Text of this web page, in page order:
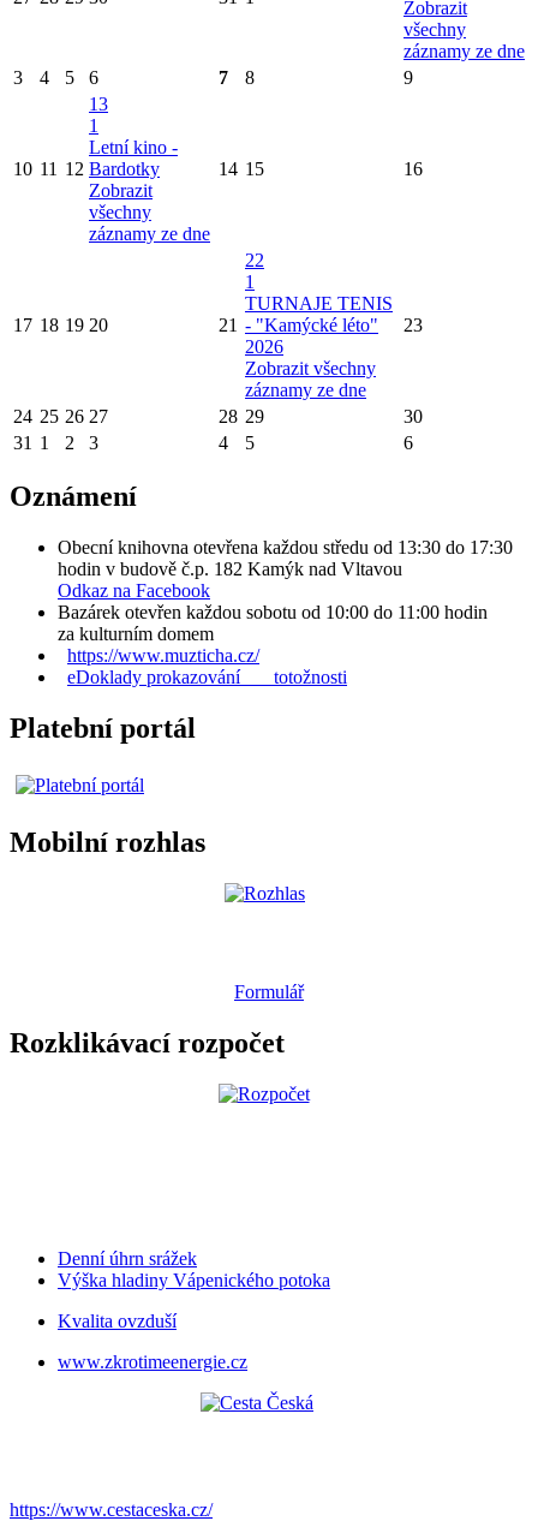
Zobrazit
všechny
záznamy ze dne
3
4 5 6 7 8 9
10 11 12
13
1
Letní kino -
Bardotky
Zobrazit
všechny
záznamy ze dne
14 15 16
17 18 19 20 21
22
1
TURNAJE TENIS
- "Kamýcké léto"
2026
Zobrazit všechny
záznamy ze dne
23
24 25 26 27 28 29
30
31 1 2 3 4 5 6
Oznámení
Obecní knihovna otevřena každou středu od 13:30 do 17:30
hodin v budově č.p. 182 Kamýk nad Vltavou
Odkaz na Facebook
Bazárek otevřen každou sobotu od 10:00 do 11:00 hodin
za kulturním domem
https://www.muzticha.cz/
eDoklady prokazování totožnosti
Platební portál
Mobilní rozhlas
Formulář
Rozklikávací rozpočet
Denní úhrn srážek
Výška hladiny Vápenického potoka
Kvalita ovzduší
www.zkrotimeenergie.cz
https://www.cestaceska.cz/